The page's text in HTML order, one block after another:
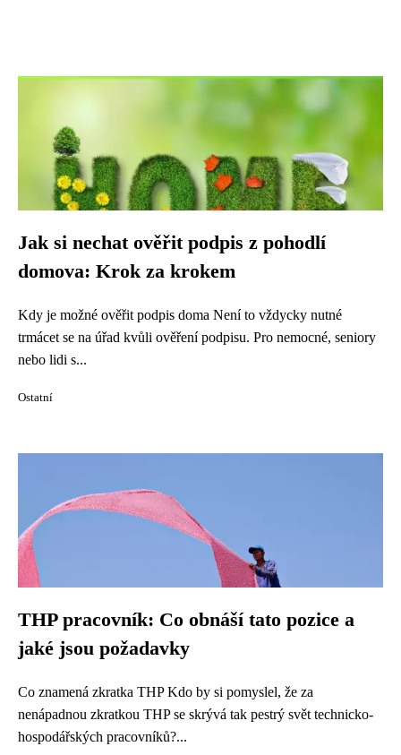
Jak si nechat ověřit podpis z pohodlí
domova: Krok za krokem
Kdy je možné ověřit podpis doma Není to vždycky nutné
trmácet se na úřad kvůli ověření podpisu. Pro nemocné, seniory
nebo lidi s...
Ostatní
THP pracovník: Co obnáší tato pozice a
jaké jsou požadavky
Co znamená zkratka THP Kdo by si pomyslel, že za
nenápadnou zkratkou THP se skrývá tak pestrý svět technicko-
hospodářských pracovníků?...